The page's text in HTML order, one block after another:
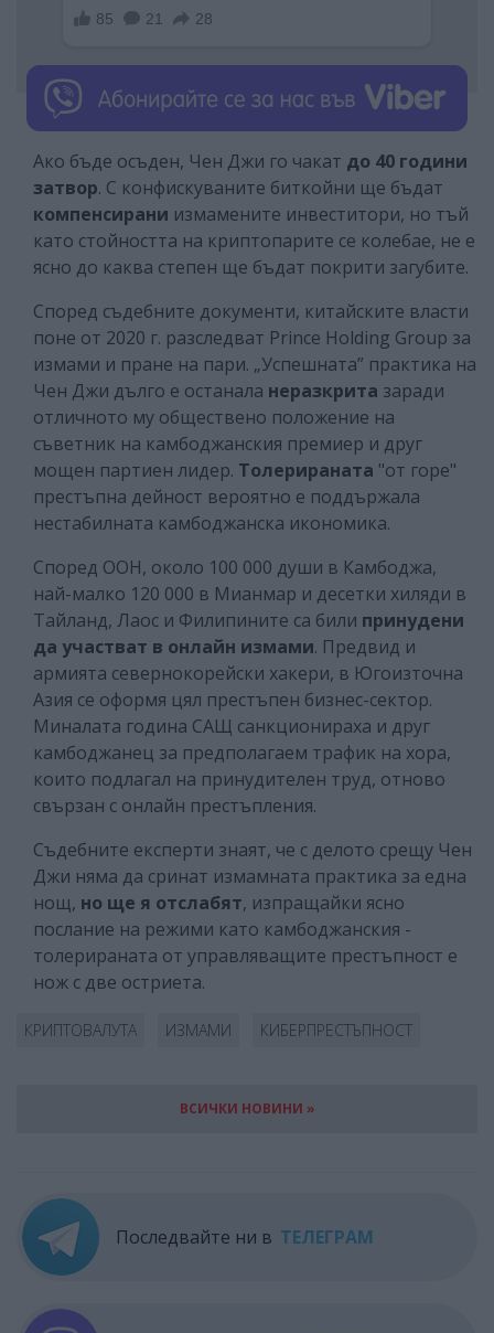
Ако бъде осъден, Чен Джи го чакат до 40 години
затвор. С конфискуваните биткойни ще бъдат
компенсирани измамените инвеститори, но тъй
като стойността на криптопарите се колебае, не е
ясно до каква степен ще бъдат покрити загубите.
Според съдебните документи, китайските власти
поне от 2020 г. разследват Prince Holding Group за
измами и пране на пари. „Успешната” практика на
Чен Джи дълго е останала неразкрита заради
отличното му обществено положение на
съветник на камбоджанския премиер и друг
мощен партиен лидер. Толерираната "от горе"
престъпна дейност вероятно е поддържала
нестабилната камбоджанска икономика.
Според ООН, около 100 000 души в Камбоджа,
най-малко 120 000 в Мианмар и десетки хиляди в
Тайланд, Лаос и Филипините са били принудени
да участват в онлайн измами. Предвид и
армията севернокорейски хакери, в Югоизточна
Азия се оформя цял престъпен бизнес-сектор.
Миналата година САЩ санкционираха и друг
камбоджанец за предполагаем трафик на хора,
които подлагал на принудителен труд, отново
свързан с онлайн престъпления.
Съдебните експерти знаят, че с делото срещу Чен
Джи няма да сринат измамната практика за една
нощ, но ще я отслабят, изпращайки ясно
послание на режими като камбоджанския -
толерираната от управляващите престъпност е
нож с две остриета.
КРИПТОВАЛУТА ИЗМАМИ КИБЕРПРЕСТЪПНОСТ
ВСИЧКИ НОВИНИ »
Последвайте ни в ТЕЛЕГРАМ